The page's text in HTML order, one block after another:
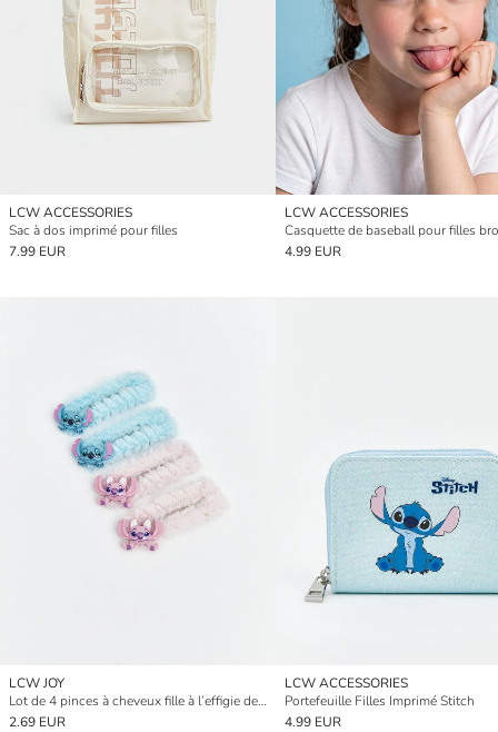
LCW ACCESSORIES
Sac à dos imprimé pour filles
7.99 EUR
LCW ACCESSORIES
4.99 EUR
LCW JOY
Lot de 4 pinces à cheveux fille à l’effigie de Stitch
2.69 EUR
LCW ACCESSORIES
Portefeuille Filles Imprimé Stitch
4.99 EUR